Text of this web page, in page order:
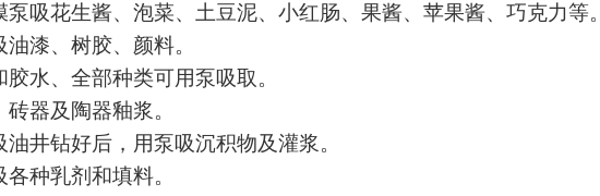
泵吸花生酱、泡菜、土豆泥、小红肠、果酱、苹果酱、巧克力等。
漆、树胶、颜料。
水、全部种类可用泵吸取。
器及陶器釉浆。
井钻好后，用泵吸沉积物及灌浆。
种乳剂和填料。